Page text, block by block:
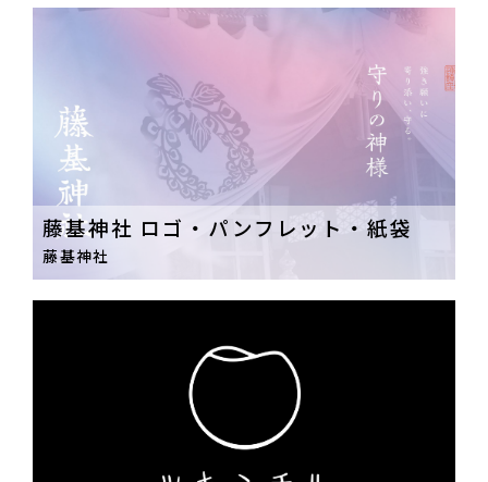
藤基神社 ロゴ・パンフレット・紙袋
藤基神社